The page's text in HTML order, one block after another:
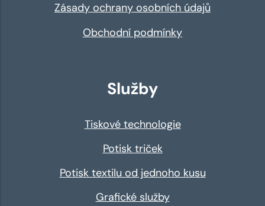
Zásady ochrany osobních údajů
Obchodní podmínky
Služby
Tiskové technologie
Potisk triček
Potisk textilu od jednoho kusu
Grafické služby